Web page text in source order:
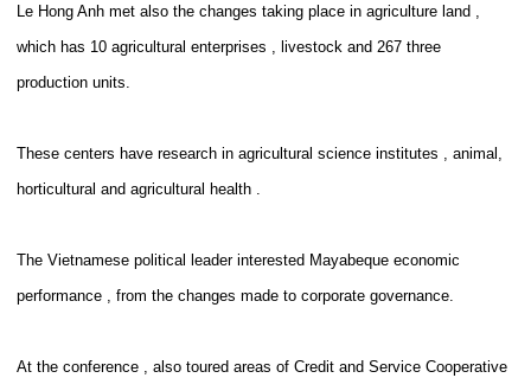
Le Hong Anh met also the changes taking place in agriculture land ,
which has 10 agricultural enterprises , livestock and 267 three
production units.
These centers have research in agricultural science institutes , animal,
horticultural and agricultural health .
The Vietnamese political leader interested Mayabeque economic
performance , from the changes made ​​to corporate governance.
At the conference , also toured areas of Credit and Service Cooperative